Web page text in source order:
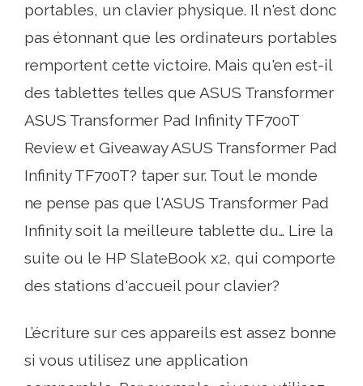
portables, un clavier physique. Il n'est donc
pas étonnant que les ordinateurs portables
remportent cette victoire. Mais qu'en est-il
des tablettes telles que ASUS Transformer
ASUS Transformer Pad Infinity TF700T
Review et Giveaway ASUS Transformer Pad
Infinity TF700T? taper sur. Tout le monde
ne pense pas que l'ASUS Transformer Pad
Infinity soit la meilleure tablette du… Lire la
suite ou le HP SlateBook x2, qui comporte
des stations d'accueil pour clavier?
L’écriture sur ces appareils est assez bonne
si vous utilisez une application